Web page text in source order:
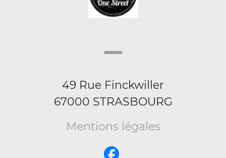
49 Rue Finckwiller
67000 STRASBOURG
Mentions légales